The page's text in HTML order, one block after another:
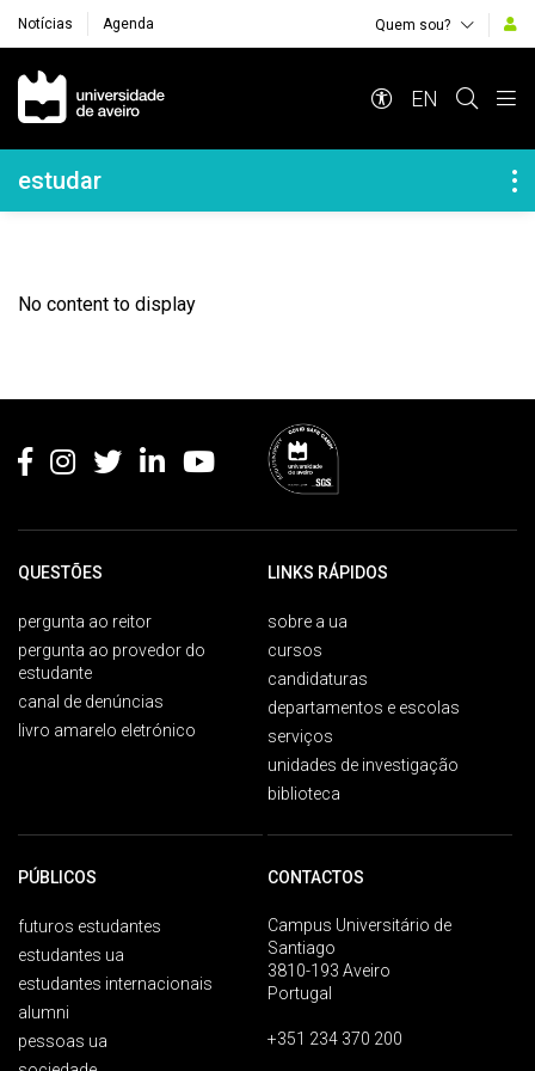
Notícias Agenda Quem sou?
Navegação Principal
EN
Navegação Lateral
estudar
No content to display
QUESTÕES
pergunta ao reitor
pergunta ao provedor do
estudante
canal de denúncias
livro amarelo eletrónico
LINKS RÁPIDOS
sobre a ua
cursos
candidaturas
departamentos e escolas
serviços
unidades de investigação
biblioteca
PÚBLICOS
futuros estudantes
estudantes ua
estudantes internacionais
alumni
pessoas ua
CONTACTOS
Campus Universitário de
Santiago
3810-193 Aveiro
Portugal
+351 234 370 200